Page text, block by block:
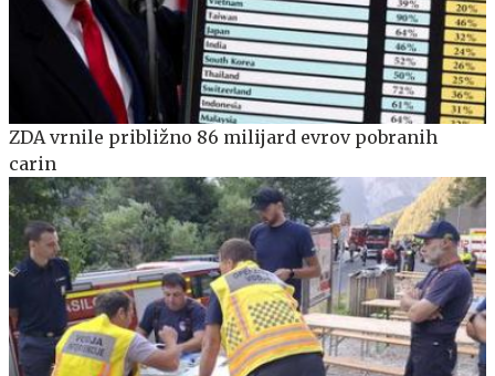
ZDA vrnile približno 86 milijard evrov pobranih
carin